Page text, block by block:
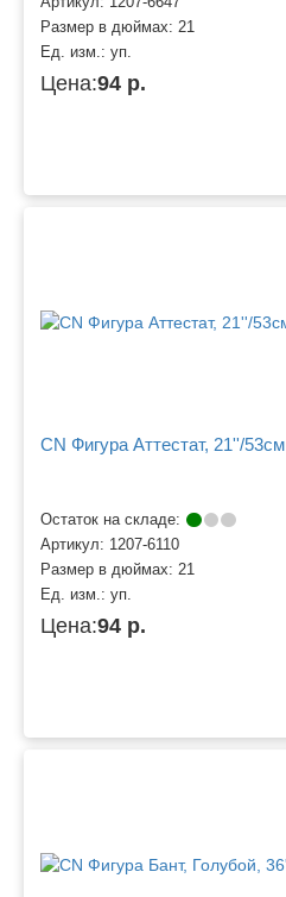
Размер в дюймах: 21
Ед. изм.: уп.
Цена:94 р.
CN Фигура Аттестат, 21''/53см
Остаток на складе:
Артикул: 1207-6110
Размер в дюймах: 21
Ед. изм.: уп.
Цена:94 р.